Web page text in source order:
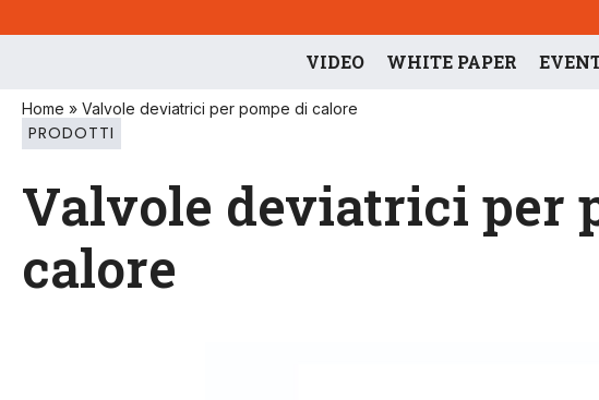
VIDEO WHITE PAPER
Home » Valvole deviatrici per pompe di calore
PRODOTTI
Valvole deviatrici per
calore